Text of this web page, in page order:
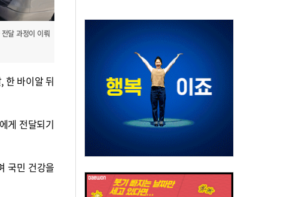
달 과정이 이뤄
한 바이알 뒤
게 전달되기
국민 건강을